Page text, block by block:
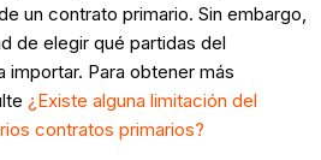
un contrato primario. Sin embargo,
de elegir qué partidas del
importar. Para obtener más
¿Existe alguna limitación del
contratos primarios?